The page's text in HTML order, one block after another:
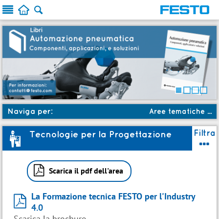
  
Naviga per: Aree tematiche ...
a Aree tematiche
c
Ruoli
★ Novità
Filtra

3 Tecnologie per la Progettazione
 Scarica il pdf dell'area
 La Formazione tecnica FESTO per l'Industry
4.0